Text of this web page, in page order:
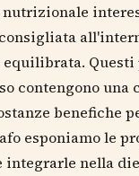
equilibrata.
contengono una
benefiche
esponiamo le
integrarle nella